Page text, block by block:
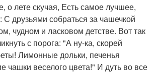
о лете скучая, Есть самое лучшее,
С друзьями собраться за чашечкой
чудном и ласковом детстве. Вот так
с порога: "А ну-ка, скорей
Лимонные дольки, печенья
чашки веселого цвета!" И дуть во все